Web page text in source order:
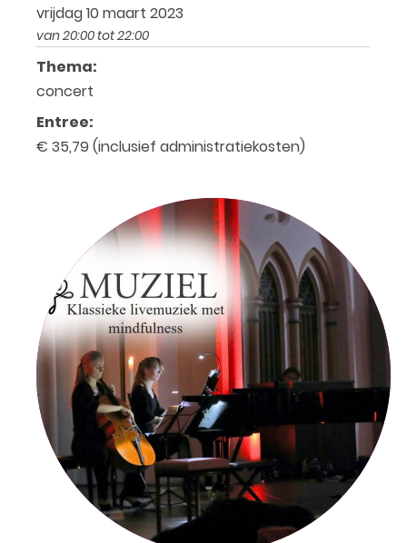
vrijdag 10 maart 2023
van 20:00 tot 22:00
Thema:
concert
Entree:
€ 35,79 (inclusief administratiekosten)